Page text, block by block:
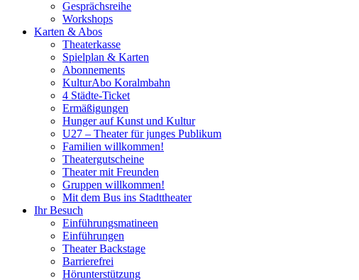
Gesprächsreihe
Workshops
Karten & Abos
Theaterkasse
Spielplan & Karten
Abonnements
KulturAbo Koralmbahn
4 Städte-Ticket
Ermäßigungen
Hunger auf Kunst und Kultur
U27 – Theater für junges Publikum
Familien willkommen!
Theatergutscheine
Theater mit Freunden
Gruppen willkommen!
Mit dem Bus ins Stadttheater
Ihr Besuch
Einführungsmatineen
Einführungen
Theater Backstage
Barrierefrei
Hörunterstützung